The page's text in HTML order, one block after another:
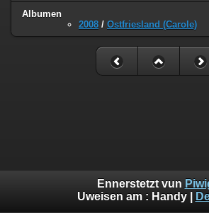
Albumen
2008 / Ostfriesland (Carole)
Ennerstetzt vun
Uweisen am : Handy|